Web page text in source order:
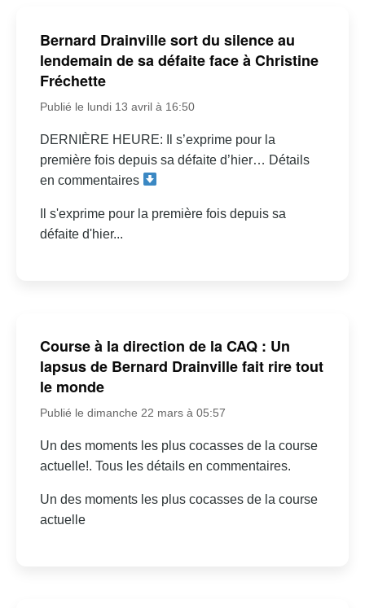
Bernard Drainville sort du silence au
lendemain de sa défaite face à Christine
Fréchette
Publié le lundi 13 avril à 16:50
DERNIÈRE HEURE: Il s’exprime pour la
première fois depuis sa défaite d’hier… Détails
en commentaires
Il s'exprime pour la première fois depuis sa
défaite d'hier...
Course à la direction de la CAQ : Un
lapsus de Bernard Drainville fait rire tout
le monde
Publié le dimanche 22 mars à 05:57
Un des moments les plus cocasses de la course
actuelle!. Tous les détails en commentaires.
Un des moments les plus cocasses de la course
actuelle